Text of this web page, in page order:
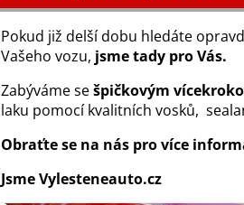
Pokud již delší dobu hledáte
Vašeho vozu, jsme tady pro Vás.
Zabýváme sešpičkovým
laku pomocí kvalitních vosků,
Obraťte se na nás pro více
Jsme Vylesteneauto.cz